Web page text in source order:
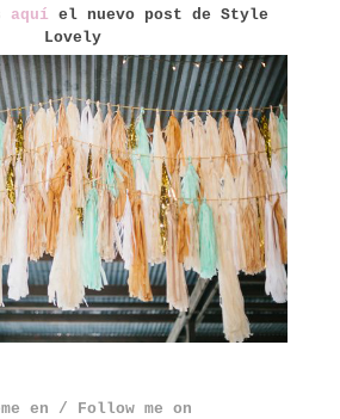
aquí el nuevo post de Style
Lovely
en / Follow me on